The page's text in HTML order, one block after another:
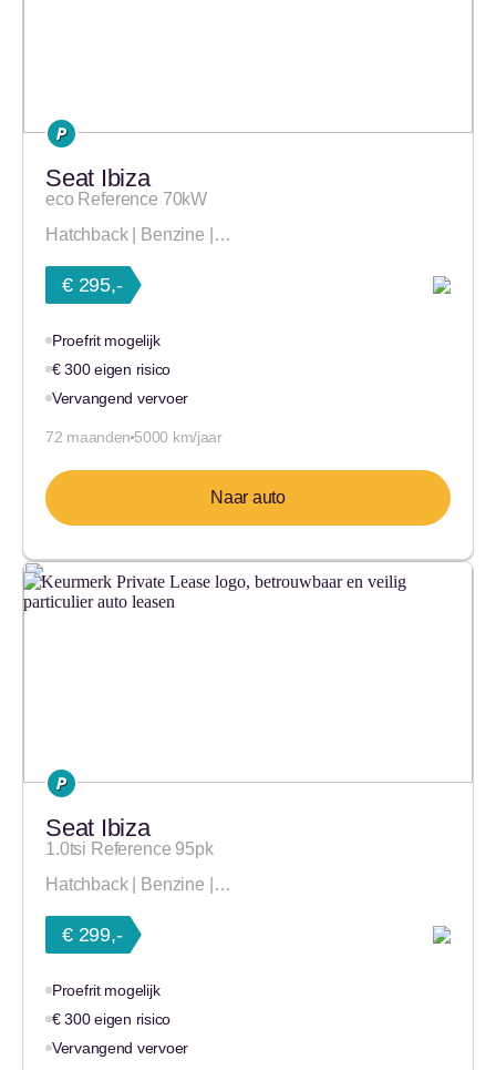
Seat Ibiza
eco Reference 70kW
Hatchback | Benzine |…
€ 295,-
Proefrit mogelijk
€ 300 eigen risico
Vervangend vervoer
72 maanden 5000 km/jaar
Naar auto
Seat Ibiza
1.0tsi Reference 95pk
Hatchback | Benzine |…
€ 299,-
Proefrit mogelijk
€ 300 eigen risico
Vervangend vervoer